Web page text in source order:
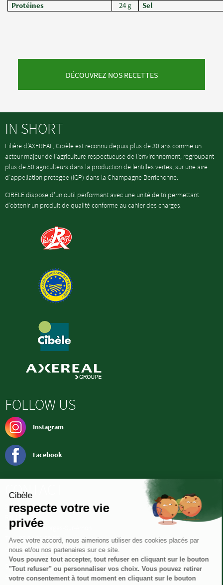
Protéines
24 g Sel
DÉCOUVREZ NOS RECETTES
IN SHORT
Filière d’AXEREAL, Cibèle est reconnu depuis plus de 30 ans comme un
acteur majeur de l’agriculture respectueuse de l’environnement, regroupant
plus de 50 agriculteurs dans la production de lentilles vertes, sur une aire
d’appellation protégée (IGP) dans la Champagne Berrichonne.
CIBELE dispose d’un outil performant avec une unité de tri permettant
d’obtenir un produit de qualité conforme au cahier des charges.
FOLLOW US
Instagram
Facebook
CONTACT
Société CIBELE
RN 151 - ZA
36100 Saint-Georges-Sur-Arnon
Tél. : 02 54 21 90 50
cibele@lentilleduberry.com
Siège social
36 rue de la Manufacture